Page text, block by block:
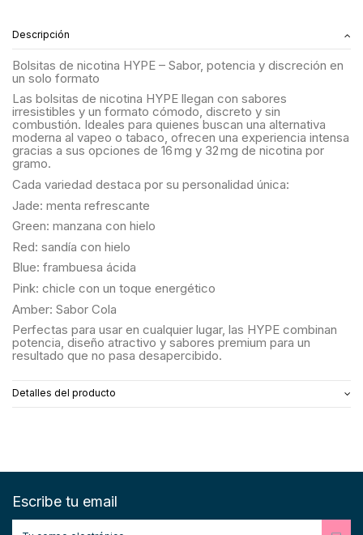
Descripción
Bolsitas de nicotina HYPE – Sabor, potencia y discreción en
un solo formato
Las bolsitas de nicotina HYPE llegan con sabores
irresistibles y un formato cómodo, discreto y sin
combustión. Ideales para quienes buscan una alternativa
moderna al vapeo o tabaco, ofrecen una experiencia intensa
gracias a sus opciones de 16 mg y 32 mg de nicotina por
gramo.
Cada variedad destaca por su personalidad única:
Jade: menta refrescante
Green: manzana con hielo
Red: sandía con hielo
Blue: frambuesa ácida
Pink: chicle con un toque energético
Amber: Sabor Cola
Perfectas para usar en cualquier lugar, las HYPE combinan
potencia, diseño atractivo y sabores premium para un
resultado que no pasa desapercibido.
Detalles del producto
Escribe tu email